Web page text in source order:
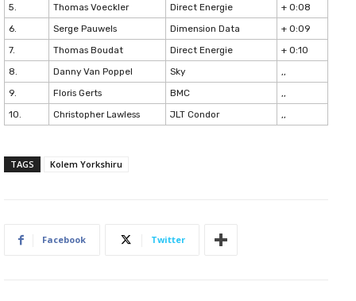
5.
Thomas Voeckler Direct Energie
+ 0:08
6.
Serge Pauwels Dimension Data
+ 0:09
7.
Thomas Boudat Direct Energie
+ 0:10
8.
Danny Van Poppel Sky
,,
9.
Floris Gerts BMC
,,
10.
Christopher Lawless JLT Condor ,,
TAGS Kolem Yorkshiru
Facebook Twitter